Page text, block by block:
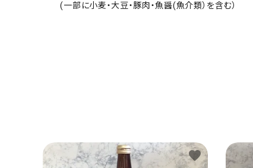
(一部に小麦・大豆・豚肉・魚醤(魚介類）を含む）
favorite